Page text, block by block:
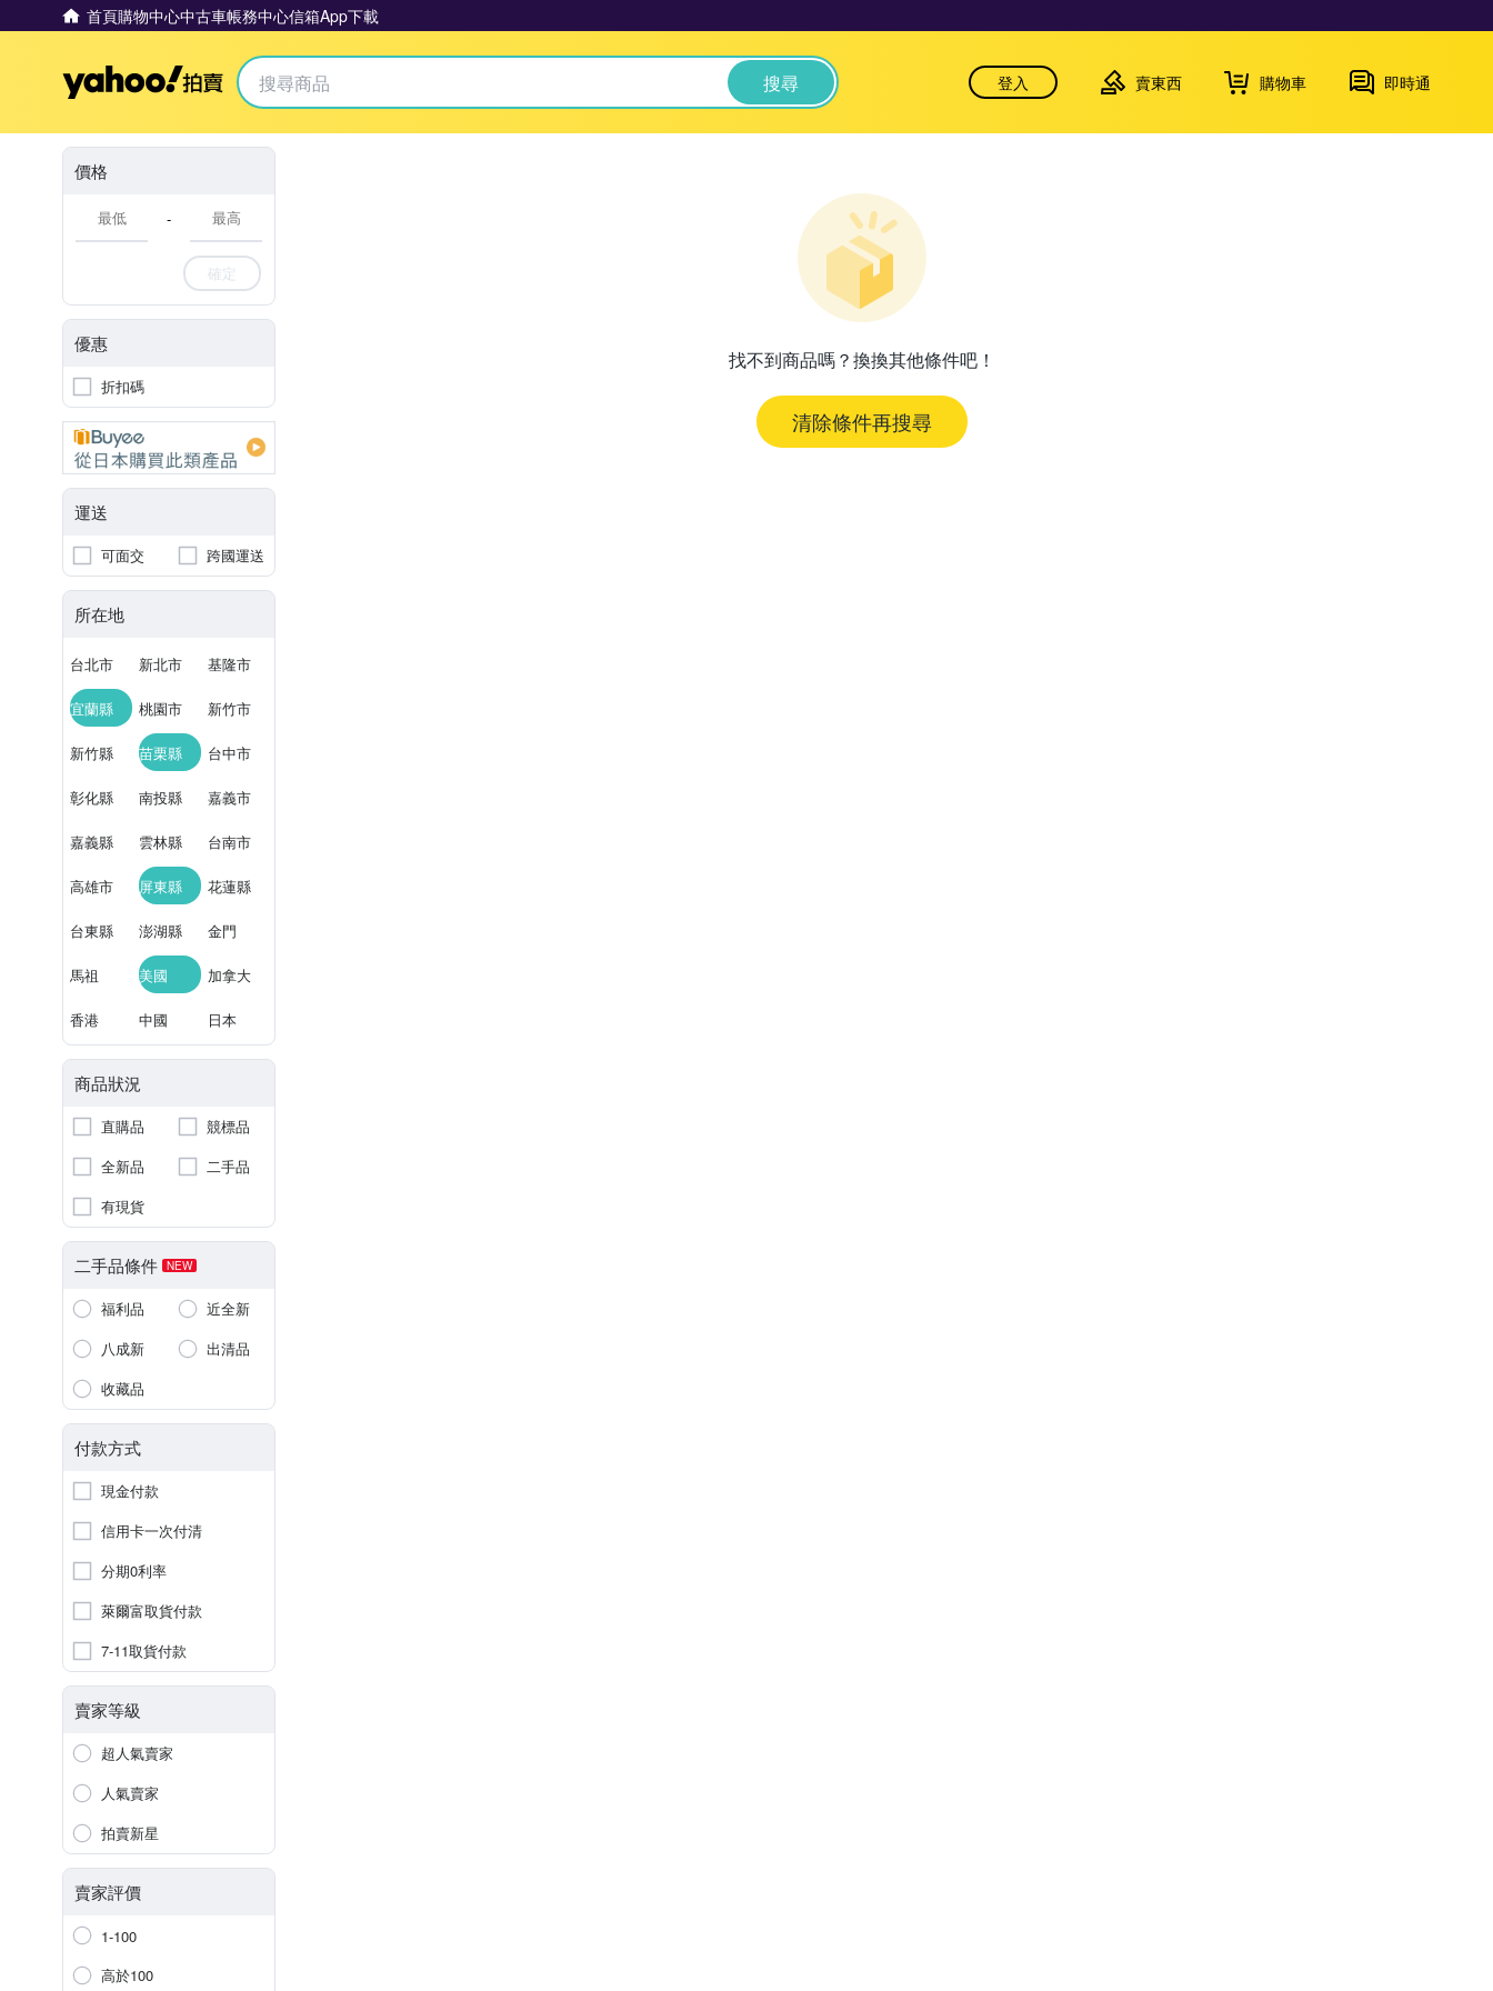
首頁購物中心中古車帳務中心信箱App下載
Yahoo拍賣 搜尋 登入 賣東西 購物車 即時通
價格
-
確定
優惠
折扣碼
運送
可面交 跨國運送
所在地
台北市 新北市 基隆市
宜蘭縣 桃園市 新竹市
新竹縣 苗栗縣 台中市
彰化縣 南投縣 嘉義市
嘉義縣 雲林縣 台南市
高雄市 屏東縣 花蓮縣
台東縣 澎湖縣 金門
馬祖 美國 加拿大
香港 中國 日本
商品狀況
直購品
競標品
全新品
二手品
有現貨
二手品條件 NEW
福利品
近全新
八成新
出清品
收藏品
付款方式
現金付款
信用卡一次付清
分期0利率
萊爾富取貨付款
7-11取貨付款
賣家等級
超人氣賣家
人氣賣家
拍賣新星
賣家評價
1-100
高於100
找不到商品嗎？換換其他條件吧！
清除條件再搜尋